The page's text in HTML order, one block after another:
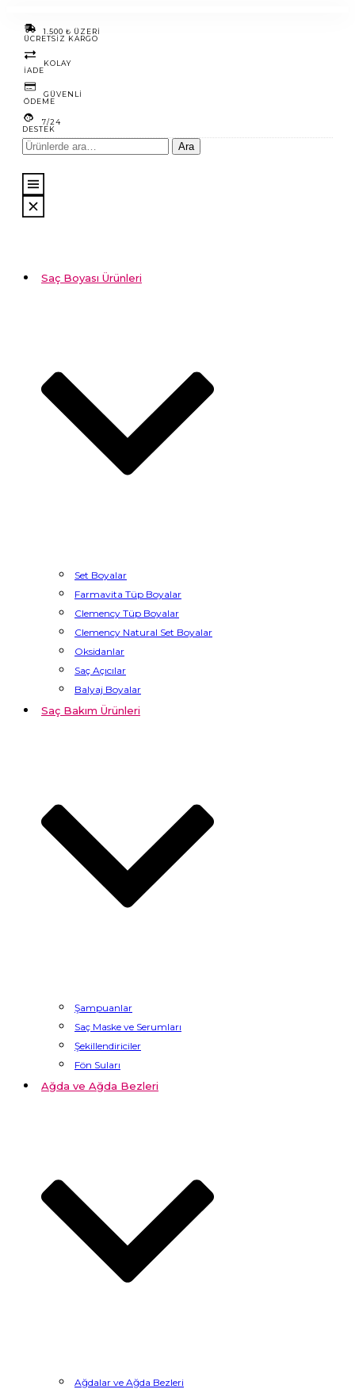
1.500 ₺ ÜZERİ
ÜCRETSİZ KARGO
KOLAY
IADE
GÜVENLI
ÖDEME
7/24
DESTEK
Ara: Ara
Saç Boyası Ürünleri
Set Boyalar
Farmavita Tüp Boyalar
Clemency Tüp Boyalar
Clemency Natural Set Boyalar
Oksidanlar
Saç Açıcılar
Balyaj Boyalar
Saç Bakım Ürünleri
Şampuanlar
Saç Maske ve Serumları
Şekillendiriciler
Fön Suları
Ağda ve Ağda Bezleri
Ağdalar ve Ağda Bezleri
Vücut Bakım
Bayan
Parfümleri
Sepetinizde
bulunmuyor.